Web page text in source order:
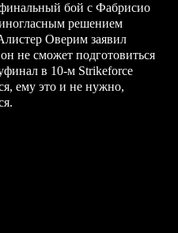
бой с Фабрисио
решением
Оверим заявил
не сможет подготовиться
в 10-м Strikeforce
ему это и не нужно,
.